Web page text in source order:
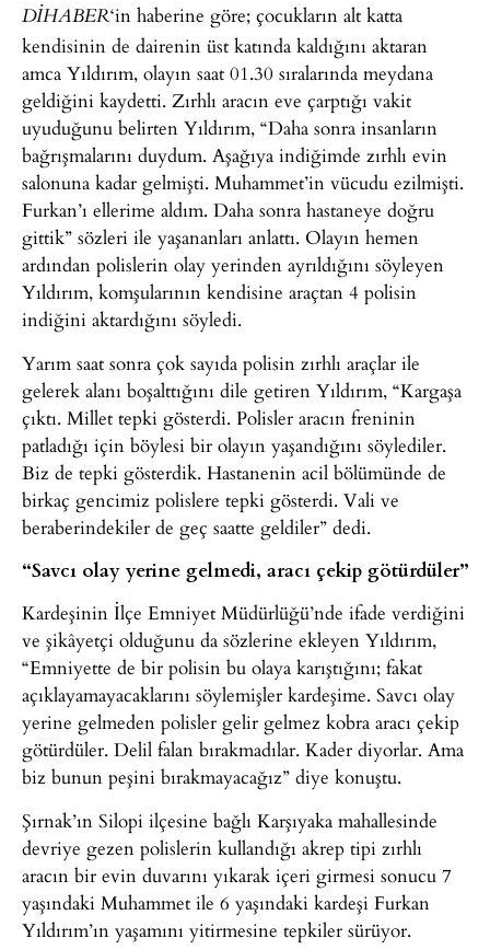
DİHABER‘in haberine göre; çocukların alt katta
kendisinin de dairenin üst katında kaldığını aktaran
amca Yıldırım, olayın saat 01.30 sıralarında meydana
geldiğini kaydetti. Zırhlı aracın eve çarptığı vakit
uyuduğunu belirten Yıldırım, “Daha sonra insanların
bağrışmalarını duydum. Aşağıya indiğimde zırhlı evin
salonuna kadar gelmişti. Muhammet’in vücudu ezilmişti.
Furkan’ı ellerime aldım. Daha sonra hastaneye doğru
gittik” sözleri ile yaşananları anlattı. Olayın hemen
ardından polislerin olay yerinden ayrıldığını söyleyen
Yıldırım, komşularının kendisine araçtan 4 polisin
indiğini aktardığını söyledi.
Yarım saat sonra çok sayıda polisin zırhlı araçlar ile
gelerek alanı boşalttığını dile getiren Yıldırım, “Kargaşa
çıktı. Millet tepki gösterdi. Polisler aracın freninin
patladığı için böylesi bir olayın yaşandığını söylediler.
Biz de tepki gösterdik. Hastanenin acil bölümünde de
birkaç gencimiz polislere tepki gösterdi. Vali ve
beraberindekiler de geç saatte geldiler” dedi.
“Savcı olay yerine gelmedi, aracı çekip götürdüler”
Kardeşinin İlçe Emniyet Müdürlüğü’nde ifade verdiğini
ve şikâyetçi olduğunu da sözlerine ekleyen Yıldırım,
“Emniyette de bir polisin bu olaya karıştığını; fakat
açıklayamayacaklarını söylemişler kardeşime. Savcı olay
yerine gelmeden polisler gelir gelmez kobra aracı çekip
götürdüler. Delil falan bırakmadılar. Kader diyorlar. Ama
biz bunun peşini bırakmayacağız” diye konuştu.
Şırnak’ın Silopi ilçesine bağlı Karşıyaka mahallesinde
devriye gezen polislerin kullandığı akrep tipi zırhlı
aracın bir evin duvarını yıkarak içeri girmesi sonucu 7
yaşındaki Muhammet ile 6 yaşındaki kardeşi Furkan
Yıldırım’ın yaşamını yitirmesine tepkiler sürüyor.